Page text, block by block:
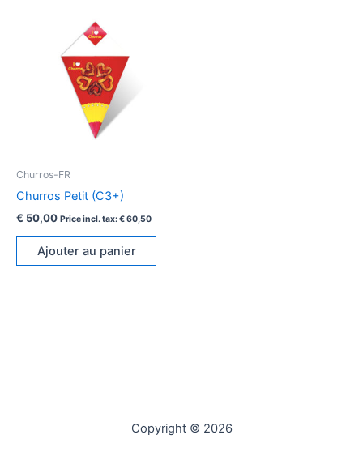
Churros-FR
Churros Petit (C3+)
€ 50,00 Price incl. tax:€60,50
Ajouter au panier
Copyright © 2026